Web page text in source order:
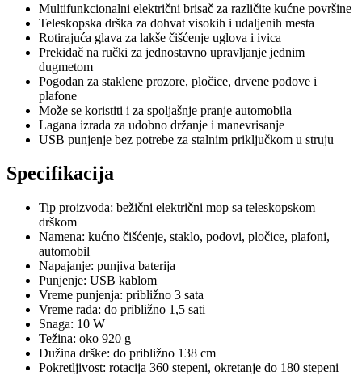
Multifunkcionalni električni brisač za različite kućne površine
Teleskopska drška za dohvat visokih i udaljenih mesta
Rotirajuća glava za lakše čišćenje uglova i ivica
Prekidač na ručki za jednostavno upravljanje jednim
dugmetom
Pogodan za staklene prozore, pločice, drvene podove i
plafone
Može se koristiti i za spoljašnje pranje automobila
Lagana izrada za udobno držanje i manevrisanje
USB punjenje bez potrebe za stalnim priključkom u struju
Specifikacija
Tip proizvoda: bežični električni mop sa teleskopskom
drškom
Namena: kućno čišćenje, staklo, podovi, pločice, plafoni,
automobil
Napajanje: punjiva baterija
Punjenje: USB kablom
Vreme punjenja: približno 3 sata
Vreme rada: do približno 1,5 sati
Snaga: 10 W
Težina: oko 920 g
Dužina drške: do približno 138 cm
Pokretljivost: rotacija 360 stepeni, okretanje do 180 stepeni